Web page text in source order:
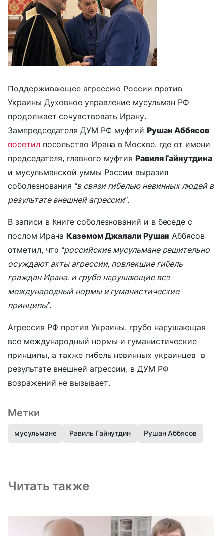
Поддерживающее агрессию России против
Украины Духовное управление мусульман РФ
продолжает сочувствовать Ирану.
Зампредседателя ДУМ РФ муфтий Рушан Аббясов
посетил посольство Ирана в Москве, где от имени
председателя, главного муфтия Равиля Гайнутдина
и мусульманской уммы России выразил
соболезнования “в связи гибелью невинных людей в
результате внешней агрессии”.
В записи в Книге соболезнований и в беседе с
послом Ирана Каземом Джалали Рушан Аббясов
отметил, что “российские мусульмане решительно
осуждают акты агрессии, повлекшие гибель
граждан Ирана, и грубо нарушающие все
международный нормы и гуманистические
принципы”.
Агрессия РФ против Украины, грубо нарушающая
все международный нормы и гуманистические
принципы, а также гибель невинных украинцев в
результате внешней агрессии, в ДУМ РФ
возражений не вызывает.
Метки
мусульмане Равиль Гайнутдин Рушан Аббясов
Читать также